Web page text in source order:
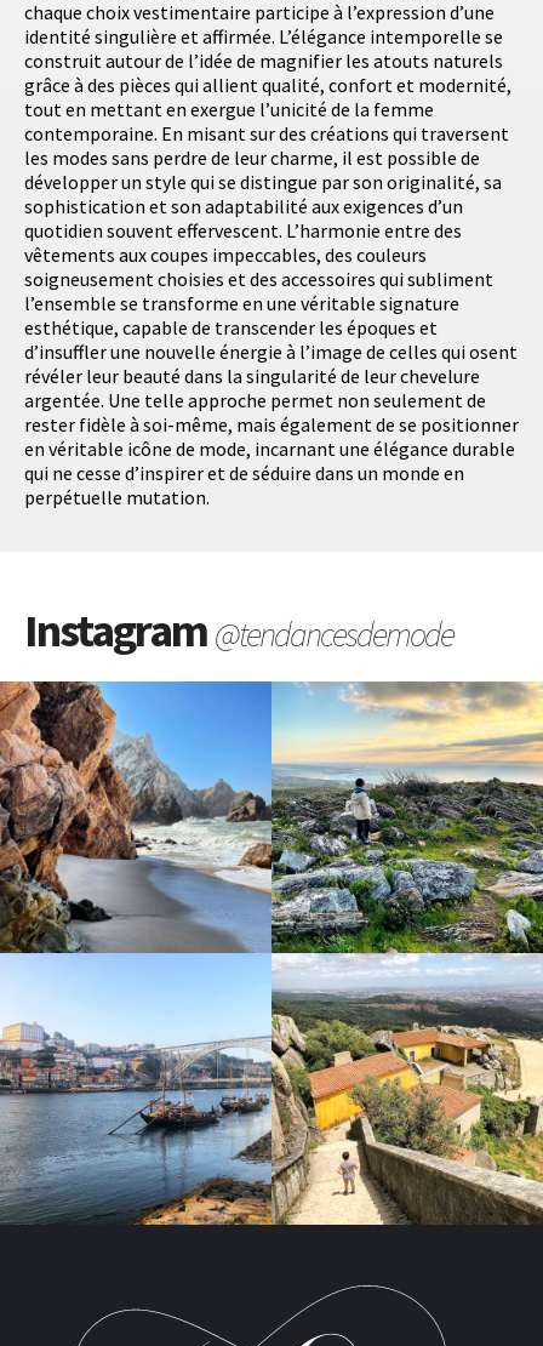
chaque choix vestimentaire participe à l’expression d’une
identité singulière et affirmée. L’élégance intemporelle se
construit autour de l’idée de magnifier les atouts naturels
grâce à des pièces qui allient qualité, confort et modernité,
tout en mettant en exergue l’unicité de la femme
contemporaine. En misant sur des créations qui traversent
les modes sans perdre de leur charme, il est possible de
développer un style qui se distingue par son originalité, sa
sophistication et son adaptabilité aux exigences d’un
quotidien souvent effervescent. L’harmonie entre des
vêtements aux coupes impeccables, des couleurs
soigneusement choisies et des accessoires qui subliment
l’ensemble se transforme en une véritable signature
esthétique, capable de transcender les époques et
d’insuffler une nouvelle énergie à l’image de celles qui osent
révéler leur beauté dans la singularité de leur chevelure
argentée. Une telle approche permet non seulement de
rester fidèle à soi-même, mais également de se positionner
en véritable icône de mode, incarnant une élégance durable
qui ne cesse d’inspirer et de séduire dans un monde en
perpétuelle mutation.
Instagram@tendancesdemode